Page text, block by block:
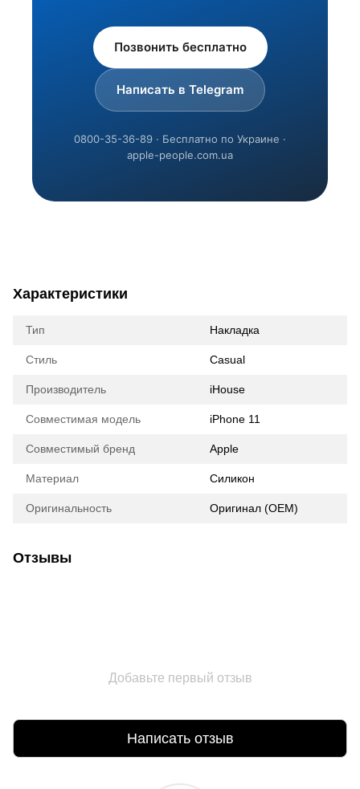
Позвонить бесплатно
Написать в Telegram
0800-35-36-89 · Бесплатно по Украине ·
apple-people.com.ua
Характеристики
Тип Накладка
Стиль Casual
Производитель iHouse
Совместимая модель iPhone 11
Совместимый бренд Apple
Материал Силикон
Оригинальность Оригинал (ОЕМ)
Отзывы
Добавьте первый отзыв
Написать отзыв